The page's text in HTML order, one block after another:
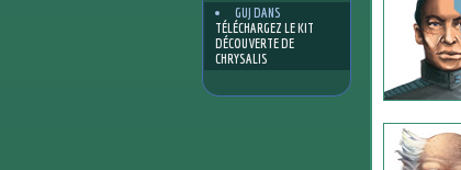
GUJ DANS
TÉLÉCHARGEZ LE KIT
DÉCOUVERTE DE
CHRYSALIS